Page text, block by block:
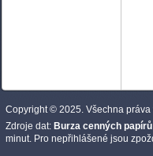
Copyright © 2025. Všechna práva
Zdroje dat: Burza cenných
minut. Pro nepřihlášené jsou